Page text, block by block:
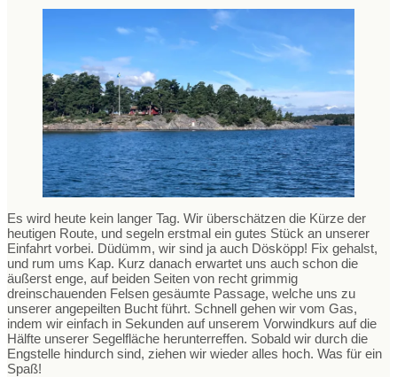
Es wird heute kein langer Tag. Wir überschätzen die Kürze der
heutigen Route, und segeln erstmal ein gutes Stück an unserer
Einfahrt vorbei. Düdümm, wir sind ja auch Dösköpp! Fix gehalst,
und rum ums Kap. Kurz danach erwartet uns auch schon die
äußerst enge, auf beiden Seiten von recht grimmig
dreinschauenden Felsen gesäumte Passage, welche uns zu
unserer angepeilten Bucht führt. Schnell gehen wir vom Gas,
indem wir einfach in Sekunden auf unserem Vorwindkurs auf die
Hälfte unserer Segelfläche herunterreffen. Sobald wir durch die
Engstelle hindurch sind, ziehen wir wieder alles hoch. Was für ein
Spaß!